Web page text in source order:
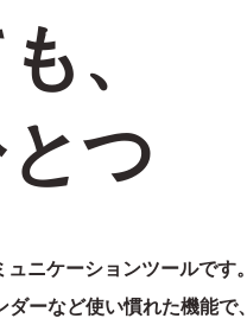
、
つ
ニケーションツールです。
ーなど使い慣れた機能で、